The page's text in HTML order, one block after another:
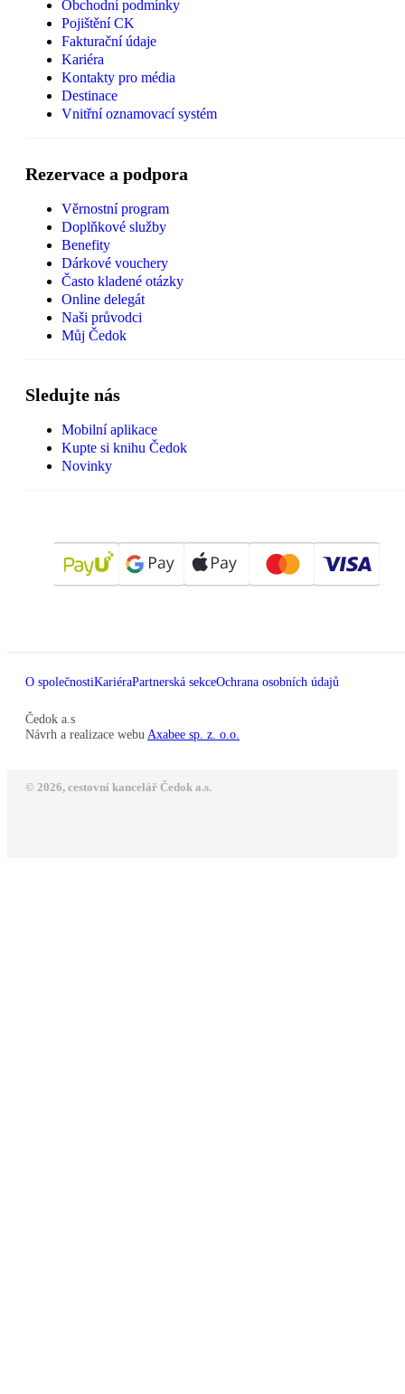
Obchodní podmínky
Pojištění CK
Fakturační údaje
Kariéra
Kontakty pro média
Destinace
Vnitřní oznamovací systém
Rezervace a podpora
Věrnostní program
Doplňkové služby
Benefity
Dárkové vouchery
Často kladené otázky
Online delegát
Naši průvodci
Můj Čedok
Sledujte nás
Mobilní aplikace
Kupte si knihu Čedok
Novinky
O společnostiKariéraPartnerská sekceOchrana osobních údajů
Čedok a.s
Návrh a realizace webu Axabee sp. z. o.o.
© 2026, cestovní kancelář Čedok a.s.